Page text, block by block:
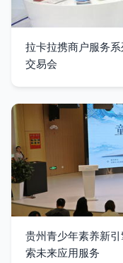
拉卡拉携商户服务
交易会
贵州青少年素养新
索未来应用服务